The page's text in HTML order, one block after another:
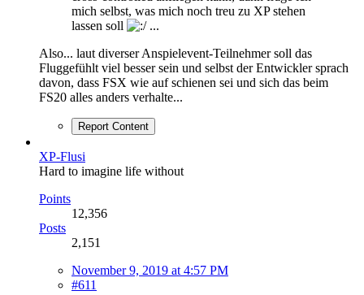
mich selbst, was mich noch treu zu XP stehen
lassen soll
...
Also... laut diverser Anspielevent-Teilnehmer soll das
Fluggefühlt viel besser sein und selbst der Entwickler sprach
davon, dass FSX wie auf schienen sei und sich das beim
FS20 alles anders verhalte...
Report Content
XP-Flusi
Hard to imagine life without
Points
12,356
Posts
2,151
November 9, 2019 at 4:57 PM
#611